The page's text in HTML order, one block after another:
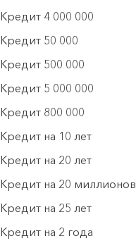
Кредит 4 000 000
Кредит 50 000
Кредит 500 000
Кредит 5 000 000
Кредит 800 000
Кредит на 10 лет
Кредит на 20 лет
Кредит на 20 миллионов
Кредит на 25 лет
Кредит на 2 года